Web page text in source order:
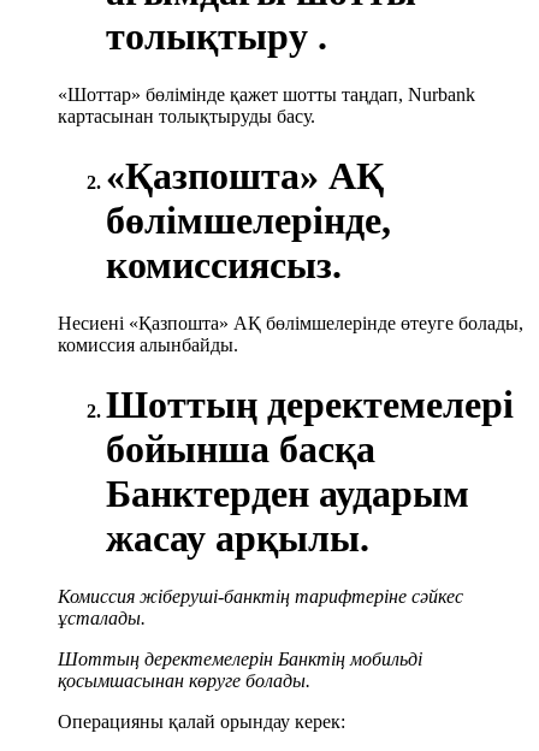
толықтыру .
«Шоттар» бөлімінде қажет шотты таңдап, Nurbank
картасынан толықтыруды басу.
«Қазпошта» АҚ
бөлімшелерінде,
комиссиясыз.
Несиені «Қазпошта» АҚ бөлімшелерінде өтеуге болады,
комиссия алынбайды.
Шоттың деректемелері
бойынша басқа
Банктерден аударым
жасау арқылы.
Комиссия жіберуші-банктің тарифтеріне сәйкес
ұсталады.
Шоттың деректемелерін Банктің мобильді
қосымшасынан көруге болады.
Операцияны қалай орындау керек: